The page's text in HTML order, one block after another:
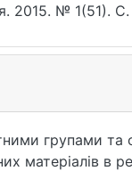
2015. № 1(51).
групами та
матеріалів в